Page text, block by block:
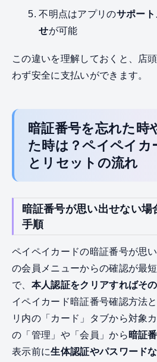
不明点はアプリのサポー
せが可能
この違いを理解しておくと、店
わず安全に支払いができます。
暗証番号を忘れた時
た時は？ペイペイカ
とリセットの流れ
暗証番号が思い出せない
手順
ペイペイカードの暗証番号が思
の会員メニューからの確認が最
で、 本人認証をクリアすればそ
イペイカード暗証番号確認方法
リ内の「カード」タブから対象
の「管理」や「会員」から 暗証
表示前に生体認証やパスワード